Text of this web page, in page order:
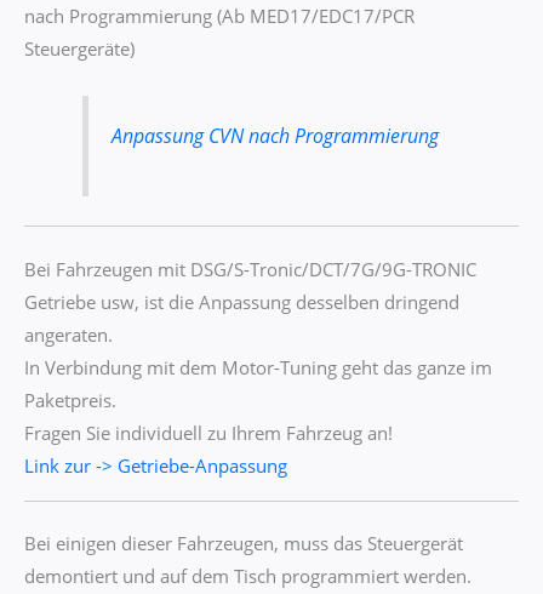
nach Programmierung (Ab MED17/EDC17/PCR
Steuergeräte)
Anpassung CVN nach Programmierung
Bei Fahrzeugen mit DSG/S-Tronic/DCT/7G/9G-TRONIC
Getriebe usw, ist die Anpassung desselben dringend
angeraten.
In Verbindung mit dem Motor-Tuning geht das ganze im
Paketpreis.
Fragen Sie individuell zu Ihrem Fahrzeug an!
Link zur -> Getriebe-Anpassung
Bei einigen dieser Fahrzeugen, muss das Steuergerät
demontiert und auf dem Tisch programmiert werden.